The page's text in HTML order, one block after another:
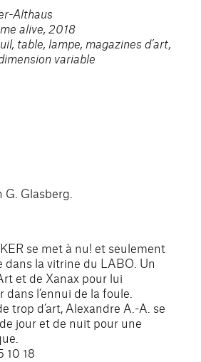
Althaus
alive, 2018
table, lampe, magazines d’art,
variable
Glasberg.
se met à nu! et seulement
dans la vitrine du LABO. Un
et de Xanax pour lui
l’ennui de la foule.
trop d’art, Alexandre A.-A. se
jour et de nuit pour une
10 18